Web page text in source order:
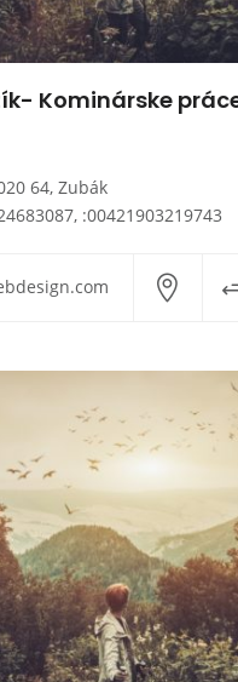
Kominárske
64, Zubák
:00421903219743